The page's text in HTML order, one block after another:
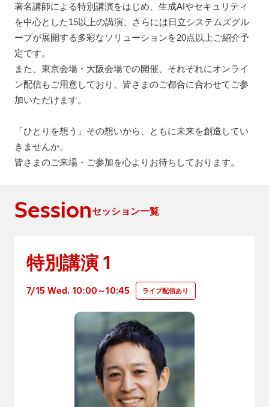
著名講師による特別講演をはじめ、生成AIやセキュリティ
を中心とした15以上の講演、さらには日立システムズグル
ープが展開する多彩なソリューションを20点以上ご紹介予
定です。
また、東京会場・大阪会場での開催、それぞれにオンライ
ン配信もご用意しており、皆さまのご都合に合わせてご参
加いただけます。
「ひとりを想う」その想いから、ともに未来を創造してい
きませんか。
皆さまのご来場・ご参加を心よりお待ちしております。
Sessionセッション一覧
特別講演 1
7/15 Wed. 10:00～10:45 ライブ配信あり